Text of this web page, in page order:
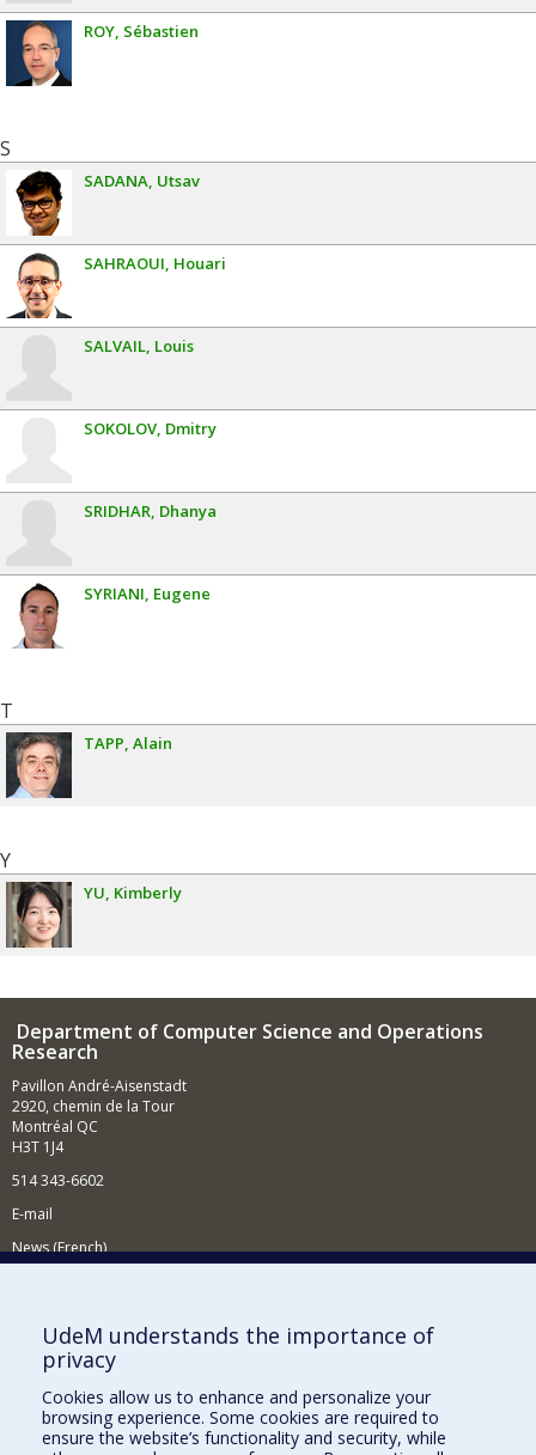
ROY Sébastien
S
SADANA Utsav
SAHRAOUI Houari
SALVAIL Louis
SOKOLOV Dmitry
SRIDHAR Dhanya
SYRIANI Eugene
T
TAPP Alain
Y
YU Kimberly
Department of Computer Science and Operations
Research
Pavillon André-Aisenstadt
2920, chemin de la Tour
Montréal QC
H3T 1J4
514 343-6602
E-mail
News (French)
Supporting the Department
NEED HELP?
Site map
Report a problem
UdeM understands the importance of
privacy
Cookies allow us to enhance and personalize your
browsing experience. Some cookies are required to
ensure the website’s functionality and security, while